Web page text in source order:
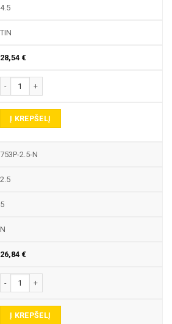
4.5
TIN
28,54 €
produkto kiekis: 753P TEKINIMO PLOKŠTELĖ
Į KREPŠELĮ
753P-2.5-N
2.5
5
N
26,84 €
produkto kiekis: 753P TEKINIMO PLOKŠTELĖ
Į KREPŠELĮ